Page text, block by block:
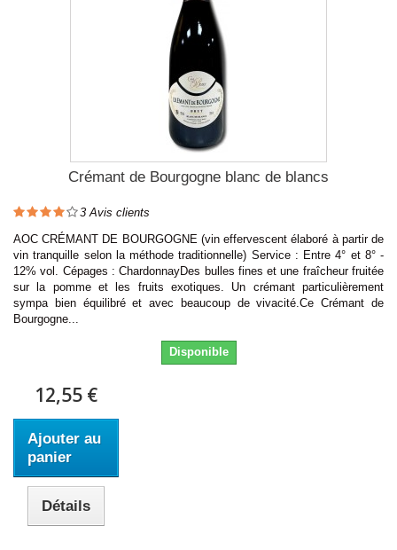
Crémant de Bourgogne blanc de blancs
3 Avis clients
AOC CRÉMANT DE BOURGOGNE (vin effervescent élaboré à partir de
vin tranquille selon la méthode traditionnelle) Service : Entre 4° et 8° -
12% vol. Cépages : ChardonnayDes bulles fines et une fraîcheur fruitée
sur la pomme et les fruits exotiques. Un crémant particulièrement
sympa bien équilibré et avec beaucoup de vivacité.Ce Crémant de
Bourgogne...
Disponible
12,55 €
Ajouter au
panier
Détails